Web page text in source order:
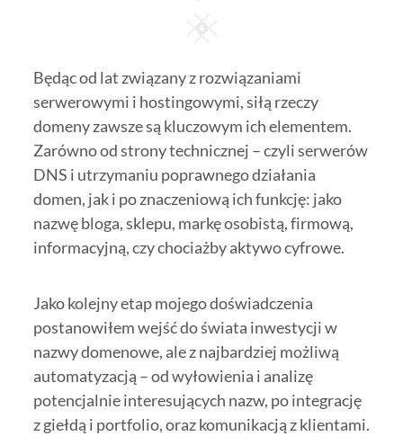
Square
Będąc od lat związany z rozwiązaniami
serwerowymi i hostingowymi, siłą rzeczy
domeny zawsze są kluczowym ich elementem.
Zarówno od strony technicznej – czyli serwerów
DNS i utrzymaniu poprawnego działania
domen, jak i po znaczeniową ich funkcję: jako
nazwę bloga, sklepu, markę osobistą, firmową,
informacyjną, czy chociażby aktywo cyfrowe.
Jako kolejny etap mojego doświadczenia
postanowiłem wejść do świata inwestycji w
nazwy domenowe, ale z najbardziej możliwą
automatyzacją – od wyłowienia i analizę
potencjalnie interesujących nazw, po integrację
z giełdą i portfolio, oraz komunikacją z klientami.